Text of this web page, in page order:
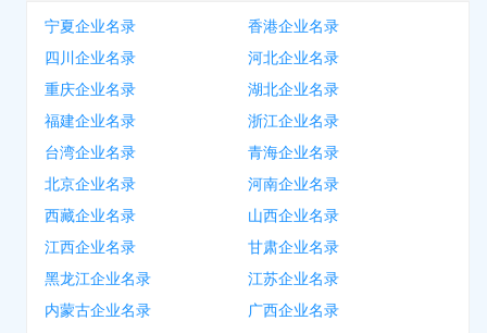
宁夏企业名录
香港企业名录
四川企业名录
河北企业名录
重庆企业名录
湖北企业名录
福建企业名录
浙江企业名录
台湾企业名录
青海企业名录
北京企业名录
河南企业名录
西藏企业名录
山西企业名录
江西企业名录
甘肃企业名录
黑龙江企业名录
江苏企业名录
内蒙古企业名录
广西企业名录